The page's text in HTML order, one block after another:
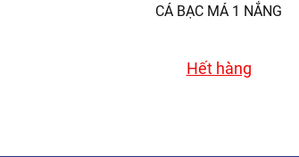
Hết hàng
CÁ BẠC MÁ 1 NẮNG